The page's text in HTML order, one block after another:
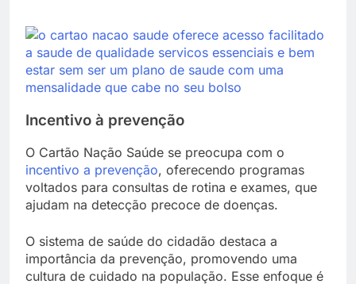
Incentivo à prevenção
O Cartão Nação Saúde se preocupa com o
incentivo a prevenção, oferecendo programas
voltados para consultas de rotina e exames, que
ajudam na detecção precoce de doenças.
O sistema de saúde do cidadão destaca a
importância da prevenção, promovendo uma
cultura de cuidado na população. Esse enfoque é